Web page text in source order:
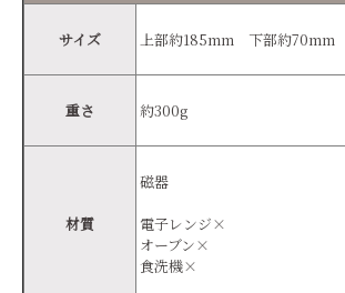
サイズ 上部約185mm 下部約
重さ 約300g
材質
磁器
電子レンジ×
オーブン×
食洗機×